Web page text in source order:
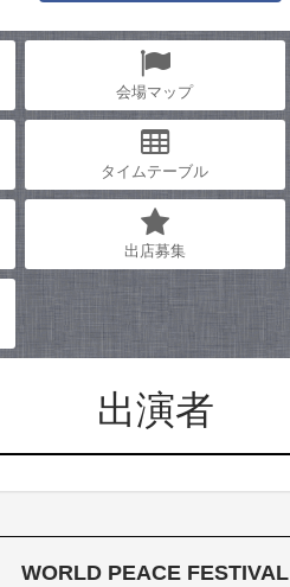
会場マップ
タイムテーブル
出店募集
出演者
WORLD PEACE FESTIVAL